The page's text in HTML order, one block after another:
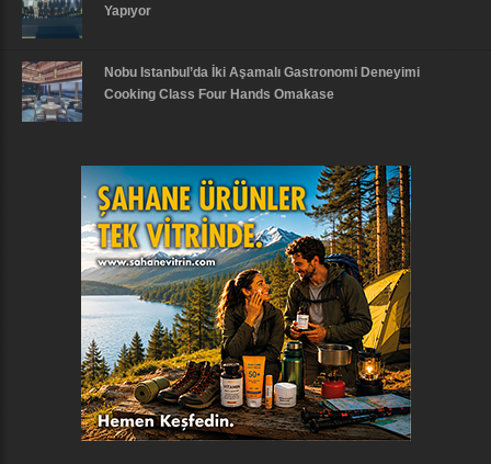
Yapıyor
Nobu Istanbul’da İki Aşamalı Gastronomi Deneyimi
Cooking Class Four Hands Omakase